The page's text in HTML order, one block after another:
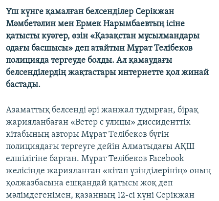
Үш күнге қамалған белсенділер Серікжан
Мәмбетәлин мен Ермек Нарымбаевтың ісіне
қатысты куәгер, өзін «Қазақстан мұсылмандары
одағы басшысы» деп атайтын Мұрат Телібеков
полицияда тергеуде болды. Ал қамаудағы
белсенділердің жақтастары интернетте қол жинай
бастады.
Азаматтық белсенді әрі жанжал тудырған, бірақ
жарияланбаған «Ветер с улицы» диссиденттік
кітабының авторы Мұрат Телібеков бүгін
полициядағы тергеуге дейін Алматыдағы АҚШ
елшілігіне барған. Мұрат Телібеков Facebook
желісінде жарияланған «кітап үзінділерінің» оның
қолжазбасына ешқандай қатысы жоқ деп
мәлімдегенімен, қазанның 12-сі күні Серікжан